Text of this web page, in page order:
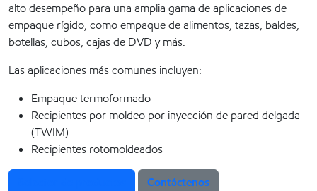
alto desempeño para una amplia gama de aplicaciones de
empaque rígido, como empaque de alimentos, tazas, baldes,
botellas, cubos, cajas de DVD y más.
Las aplicaciones más comunes incluyen:
Empaque termoformado
Recipientes por moldeo por inyección de pared delgada
(TWIM)
Recipientes rotomoldeados
Contáctenos